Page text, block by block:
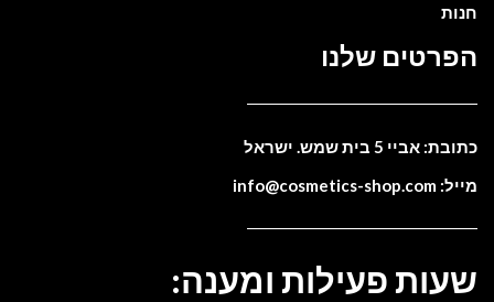
חנות
הפרטים שלנו
כתובת: אביי 5 בית שמש. ישראל
מייל: info@cosmetics-shop.com
שעות פעילות ומענה: